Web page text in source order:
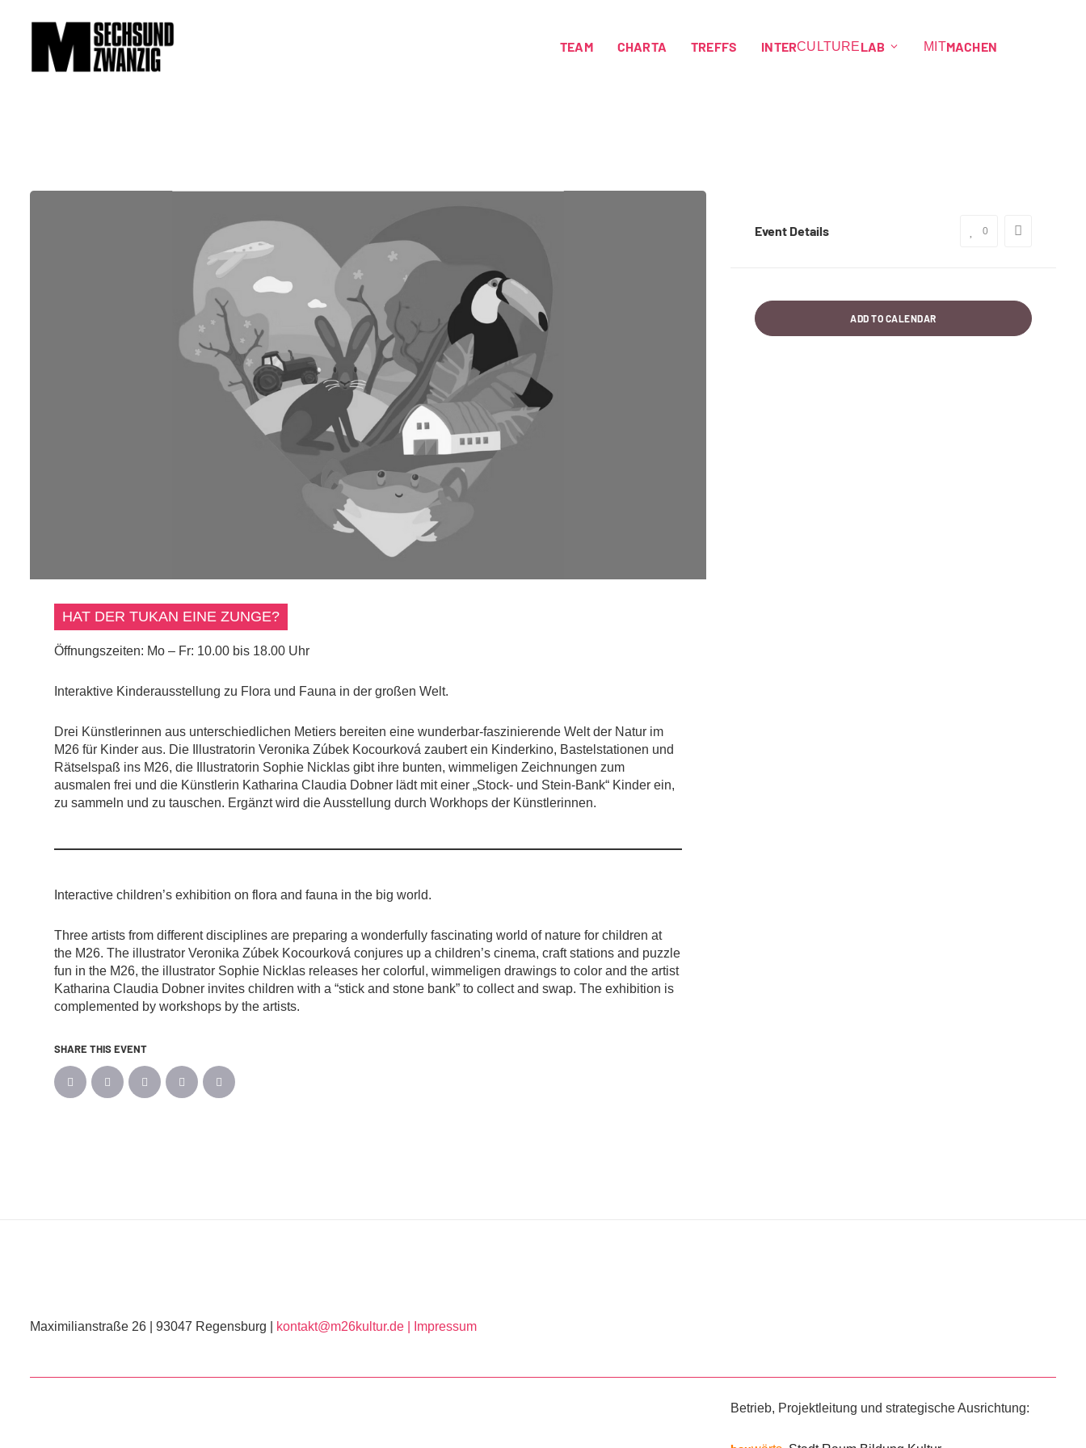
TEAM CHARTA TREFFS INTERCULTURELAB MITMACHEN
HAT DER TUKAN EINE ZUNGE?
Öffnungszeiten: Mo – Fr: 10.00 bis 18.00 Uhr
Interaktive Kinderausstellung zu Flora und Fauna in der großen Welt.
Drei Künstlerinnen aus unterschiedlichen Metiers bereiten eine wunderbar-faszinierende Welt der Natur im
M26 für Kinder aus. Die Illustratorin Veronika Zúbek Kocourková zaubert ein Kinderkino, Bastelstationen und
Rätselspaß ins M26, die Illustratorin Sophie Nicklas gibt ihre bunten, wimmeligen Zeichnungen zum
ausmalen frei und die Künstlerin Katharina Claudia Dobner lädt mit einer „Stock- und Stein-Bank“ Kinder ein,
zu sammeln und zu tauschen. Ergänzt wird die Ausstellung durch Workhops der Künstlerinnen.
Interactive children’s exhibition on flora and fauna in the big world.
Three artists from different disciplines are preparing a wonderfully fascinating world of nature for children at
the M26. The illustrator Veronika Zúbek Kocourková conjures up a children’s cinema, craft stations and puzzle
fun in the M26, the illustrator Sophie Nicklas releases her colorful, wimmeligen drawings to color and the artist
Katharina Claudia Dobner invites children with a “stick and stone bank” to collect and swap. The exhibition is
complemented by workshops by the artists.
SHARE THIS EVENT
Event Details 0
ADD TO CALENDAR
Maximilianstraße 26 | 93047 Regensburg | kontakt@m26kultur.de | Impressum
Betrieb, Projektleitung und strategische Ausrichtung: